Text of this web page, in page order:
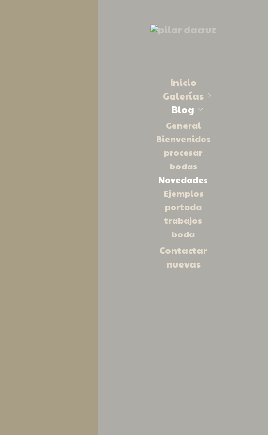
Inicio
Galerías
macro
producto
mascotas y más
book
niñ@s
paisajes
bodas
andrea y borja
Pre-boda
preparativos
playa de las Catedrales
Blog
General
Bienvenidos
procesar
bodas
Novedades
Ejemplos
portada
trabajos
boda
Contactar
nuevas